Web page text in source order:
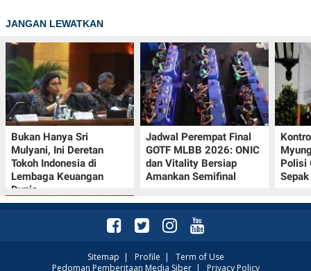
JANGAN LEWATKAN
Bukan Hanya Sri
Mulyani, Ini Deretan
Tokoh Indonesia di
Lembaga Keuangan
Dunia
Jadwal Perempat Final
GOTF MLBB 2026: ONIC
dan Vitality Bersiap
Amankan Semifinal
Polisi
Sitemap | Profile | Term of Use
Pedoman Pemberitaan Media Siber| Privacy Policy